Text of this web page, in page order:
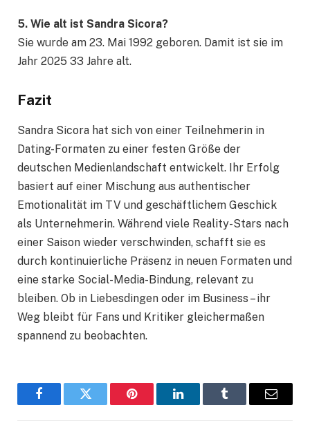
5. Wie alt ist Sandra Sicora?
Sie wurde am 23. Mai 1992 geboren. Damit ist sie im
Jahr 2025 33 Jahre alt.
Fazit
Sandra Sicora hat sich von einer Teilnehmerin in
Dating-Formaten zu einer festen Größe der
deutschen Medienlandschaft entwickelt. Ihr Erfolg
basiert auf einer Mischung aus authentischer
Emotionalität im TV und geschäftlichem Geschick
als Unternehmerin. Während viele Reality-Stars nach
einer Saison wieder verschwinden, schafft sie es
durch kontinuierliche Präsenz in neuen Formaten und
eine starke Social-Media-Bindung, relevant zu
bleiben. Ob in Liebesdingen oder im Business – ihr
Weg bleibt für Fans und Kritiker gleichermaßen
spannend zu beobachten.
FacebookTwitter Pinterest LinkedInTumblr Email